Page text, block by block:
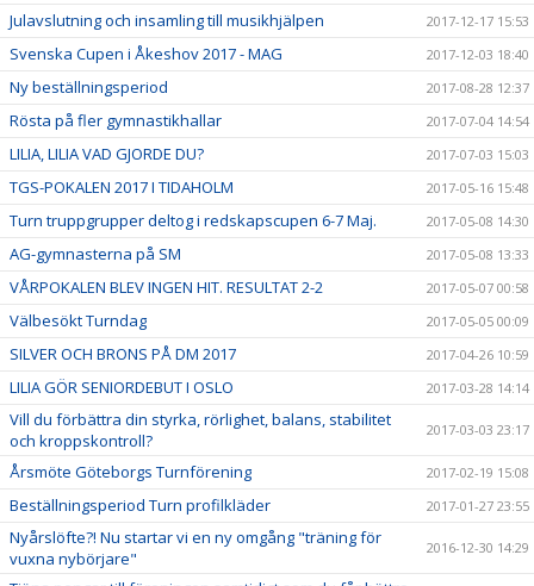
Julavslutning och insamling till musikhjälpen 2017-12-17 15:53
Svenska Cupen i Åkeshov 2017 - MAG 2017-12-03 18:40
Ny beställningsperiod 2017-08-28 12:37
Rösta på fler gymnastikhallar 2017-07-04 14:54
LILIA, LILIA VAD GJORDE DU? 2017-07-03 15:03
TGS-POKALEN 2017 I TIDAHOLM 2017-05-16 15:48
Turn truppgrupper deltog i redskapscupen 6-7 Maj. 2017-05-08 14:30
AG-gymnasterna på SM 2017-05-08 13:33
VÅRPOKALEN BLEV INGEN HIT. RESULTAT 2-2 2017-05-07 00:58
Välbesökt Turndag 2017-05-05 00:09
SILVER OCH BRONS PÅ DM 2017 2017-04-26 10:59
LILIA GÖR SENIORDEBUT I OSLO 2017-03-28 14:14
Vill du förbättra din styrka, rörlighet, balans, stabilitet
och kroppskontroll?
2017-03-03 23:17
Årsmöte Göteborgs Turnförening 2017-02-19 15:08
Beställningsperiod Turn profilkläder 2017-01-27 23:55
Nyårslöfte?! Nu startar vi en ny omgång "träning för
vuxna nybörjare"
2016-12-30 14:29